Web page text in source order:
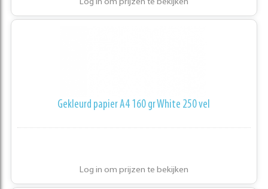
Log in om prijzen te bekijken
Gekleurd papier A4 160 gr White 250 vel
Log in om prijzen te bekijken